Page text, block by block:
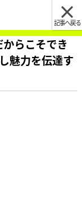
記事へ戻る
らこそでき
魅力を伝達す